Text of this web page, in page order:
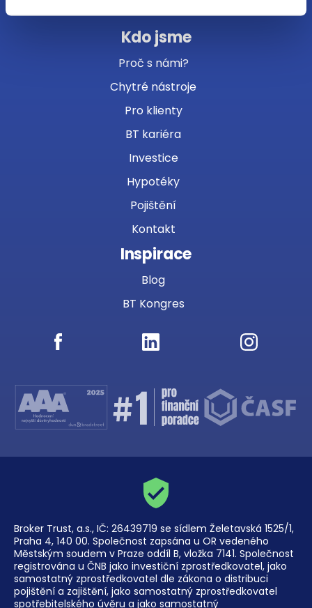
Kdo jsme
Proč s námi?
Chytré nástroje
Pro klienty
BT kariéra
Investice
Hypotéky
Pojištění
Kontakt
Inspirace
Blog
BT Kongres
Broker Trust, a.s., IČ: 26439719 se sídlem Želetavská 1525/1,
Praha 4, 140 00. Společnost zapsána u OR vedeného
Městským soudem v Praze oddíl B, vložka 7141. Společnost
registrována u ČNB jako investiční zprostředkovatel, jako
samostatný zprostředkovatel dle zákona o distribuci
pojištění a zajištění, jako samostatný zprostředkovatel
spotřebitelského úvěru a jako samostatný